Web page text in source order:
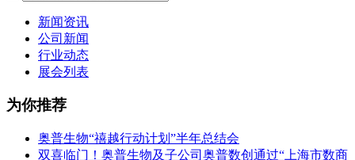
新闻资讯
公司新闻
行业动态
展会列表
为你推荐
奥普生物“禧越行动计划”半年总结会
双喜临门！奥普生物及子公司奥普数创通过“上海市数商